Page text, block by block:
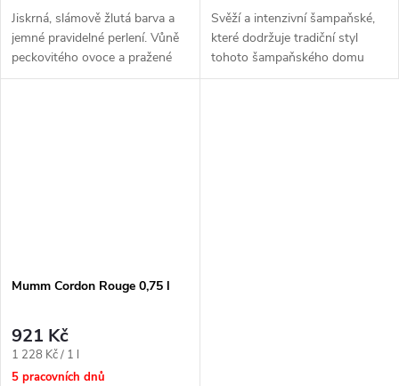
Jiskrná, slámově žlutá barva a
jemné pravidelné perlení. Vůně
peckovitého ovoce a pražené
briošky. V chuti harmonické,
Svěží a intenzivní šampaňské,
které dodržuje tradiční styl
tohoto šampaňského domu
Mumm Cordon Rouge 0,75 l
921 Kč
Měrná
cena:
1 228 Kč / 1 l
5 pracovních dnů